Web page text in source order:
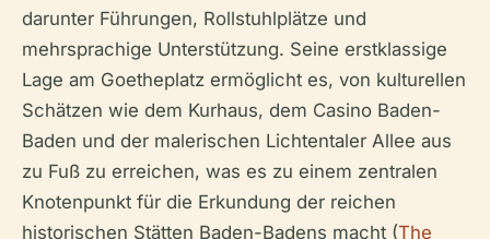
darunter Führungen, Rollstuhlplätze und
mehrsprachige Unterstützung. Seine erstklassige
Lage am Goetheplatz ermöglicht es, von kulturellen
Schätzen wie dem Kurhaus, dem Casino Baden-
Baden und der malerischen Lichtentaler Allee aus
zu Fuß zu erreichen, was es zu einem zentralen
Knotenpunkt für die Erkundung der reichen
historischen Stätten Baden-Badens macht (The